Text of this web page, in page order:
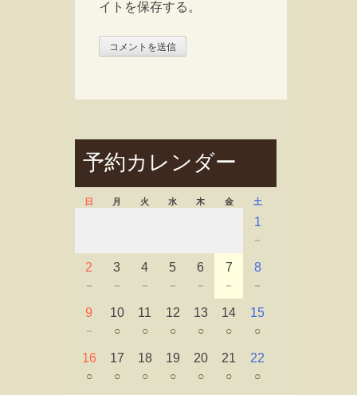
イトを保存する。
予約カレンダー
日 月 火 水 木 金 土
1
－
2
－
3
－
4
－
5
－
6
－
7
－
8
－
9
－
10
○
11
○
12
○
13
○
14
○
15
○
16
○
17
○
18
○
19
○
20
○
21
○
22
○